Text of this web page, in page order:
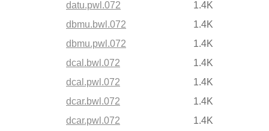
datu.pwl.072
1.4K
dbmu.bwl.072
1.4K
dbmu.pwl.072
1.4K
dcal.bwl.072
1.4K
dcal.pwl.072
1.4K
dcar.bwl.072
1.4K
dcar.pwl.072
1.4K